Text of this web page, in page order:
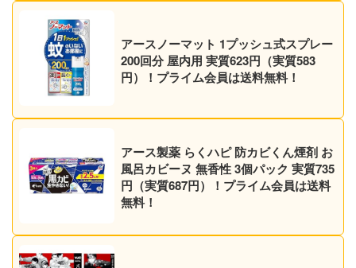
アースノーマット 1プッシュ式スプレー
200回分 屋内用 実質623円（実質583
円）！プライム会員は送料無料！
アース製薬 らくハピ 防カビくん煙剤 お
風呂カビーヌ 無香性 3個パック 実質735
円（実質687円）！プライム会員は送料
無料！